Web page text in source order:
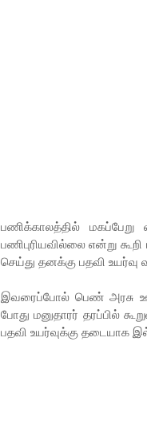
பணிக்காலத்தில்
பணிபுரியவில்லை என்று
செய்து தனக்கு பதவி
இவரைப்போல் பெண் அரசு
போது மனுதாரர் தரப்பில்
பதவி உயர்வுக்கு தடையாக